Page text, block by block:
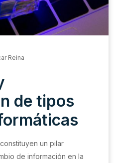
Reina
de tipos
constituyen un pilar
de información en la